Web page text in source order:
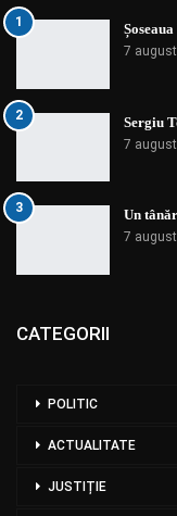
1
7
2 Sergiu
7
3 Un
7
CATEGORII
POLITIC
ACTUALITATE
JUSTIȚIE